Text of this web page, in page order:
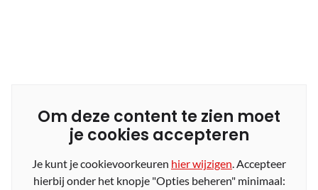
Om deze content te zien moet
je cookies accepteren
Je kunt je cookievoorkeuren hier wijzigen. Accepteer
hierbij onder het knopje "Opties beheren" minimaal: